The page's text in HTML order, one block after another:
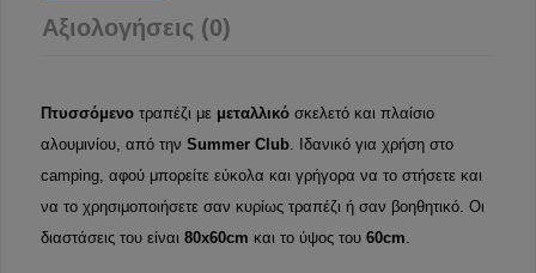
Αξιολογήσεις (0)
Πτυσσόμενο τραπέζι με μεταλλικό σκελετό και πλαίσιο
αλουμινίου, από την Summer Club. Ιδανικό για χρήση στο
camping, αφού μπορείτε εύκολα και γρήγορα να το στήσετε και
να το χρησιμοποιήσετε σαν κυρίως τραπέζι ή σαν βοηθητικό. Οι
διαστάσεις του είναι 80x60cm και το ύψος του 60cm.